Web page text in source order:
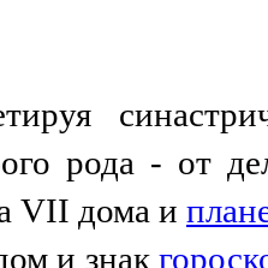
рода - от
VII дома и
и знак